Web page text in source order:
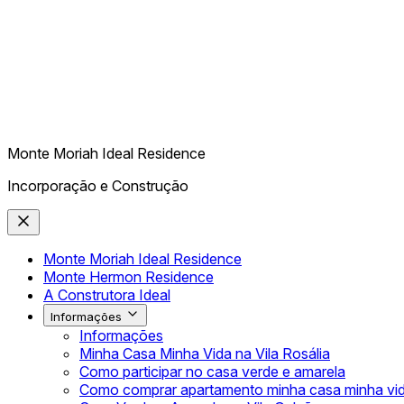
Monte Moriah Ideal Residence
Incorporação e Construção
Monte Moriah Ideal Residence
Monte Hermon Residence
A Construtora Ideal
Informações
Informações
Minha Casa Minha Vida na Vila Rosália
Como participar no casa verde e amarela
Como comprar apartamento minha casa minha